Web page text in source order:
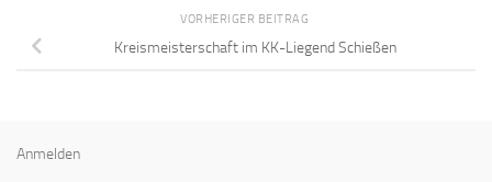
VORHERIGER BEITRAG
Kreismeisterschaft im KK-Liegend Schießen
Anmelden